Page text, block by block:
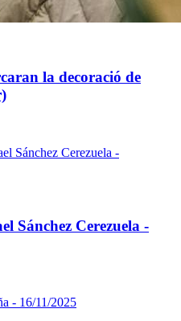
la decoració de
Sánchez Cerezuela -